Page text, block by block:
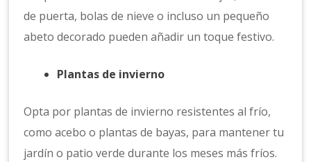
de puerta, bolas de nieve o incluso un pequeño
abeto decorado pueden añadir un toque festivo.
Plantas de invierno
Opta por plantas de invierno resistentes al frío,
como acebo o plantas de bayas, para mantener tu
jardín o patio verde durante los meses más fríos.